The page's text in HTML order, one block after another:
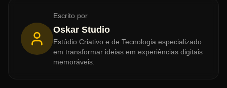
Escrito por
Oskar Studio
Estúdio Criativo e de Tecnologia especializado
em transformar ideias em experiências digitais
memoráveis.